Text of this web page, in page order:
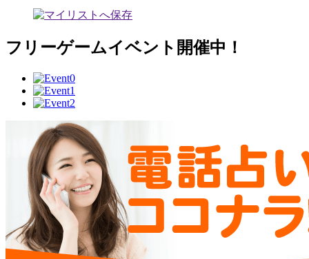
フリーゲームイベント開催中！